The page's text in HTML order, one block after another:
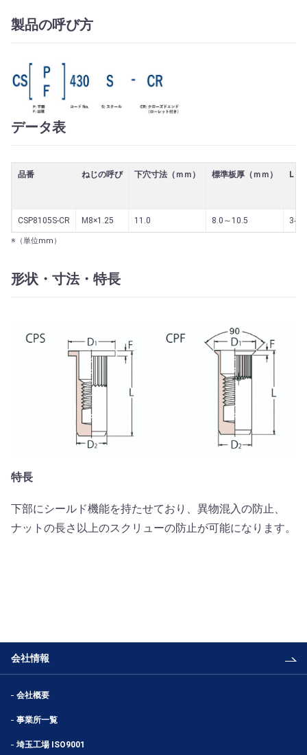
製品の呼び方
データ表
品番 ねじの呼び 下穴寸法（ｍｍ） 標準板厚（ｍｍ） L（
CSP8105S-CR M8×1.25 11.0 8.0～10.5 34.0
※（単位mm）
形状・寸法・特長
特長
下部にシールド機能を持たせており、異物混入の防止、
ナットの長さ以上のスクリューの防止が可能になります。
会社情報
会社概要
事業所一覧
埼玉工場 ISO9001